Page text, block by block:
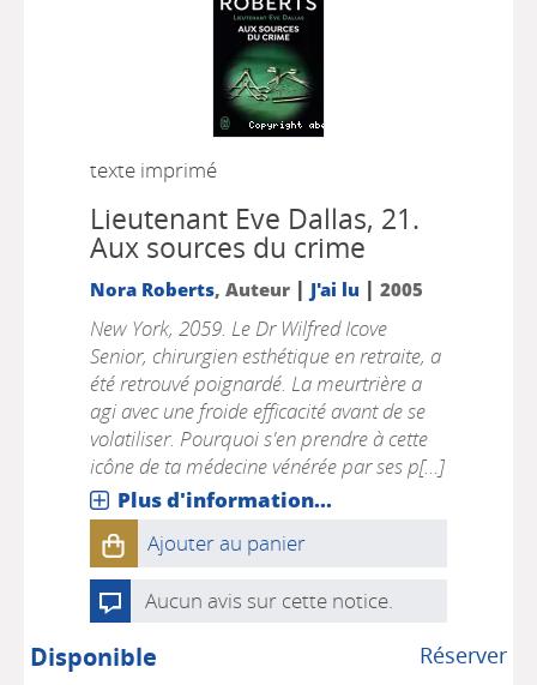
texte imprimé
Lieutenant Eve Dallas, 21.
Aux sources du crime
Nora Roberts, Auteur | J'ai lu | 2005
New York, 2059. Le Dr Wilfred Icove
Senior, chirurgien esthétique en retraite, a
été retrouvé poignardé. La meurtrière a
agi avec une froide efficacité avant de se
volatiliser. Pourquoi s'en prendre à cette
icône de ta médecine vénérée par ses p[...]
Plus d'information...
Ajouter au panier
Aucun avis sur cette notice.
Réserver
Disponible